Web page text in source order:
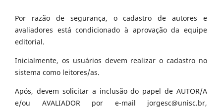
Por razão de segurança, o cadastro de autores e
avaliadores está condicionado à aprovação da equipe
editorial.
Inicialmente, os usuários devem realizar o cadastro no
sistema como leitores/as.
Após, devem solicitar a inclusão do papel de AUTOR/A
e/ou AVALIADOR por e-mail jorgesc@unisc.br,